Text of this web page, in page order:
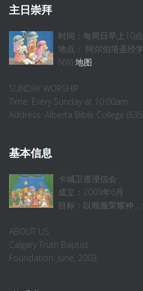
主日崇拜
时间：每周日早上10点
地点： 阿尔伯塔圣经
NW) 地图
SUNDAY WORSHIP
Time: Every Sunday at 10:00am
Address: Alberta Bible College
基本信息
卡城卫道浸信会
成立：2003年6月
目标：以顺服荣耀神
ABOUT US
Calgary Truth Baptist
Foundation: June, 2003